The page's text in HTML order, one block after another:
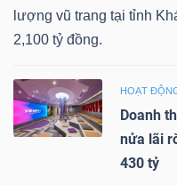
lượng vũ trang tại tỉnh
2,100 tỷ đồng.
HOẠT
Doanh
nửa lãi
430 tỷ